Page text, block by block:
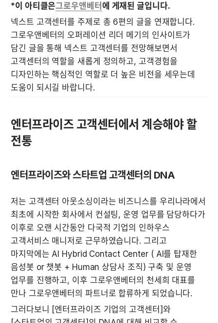
*이 아티클은그로우앤베터 에 게재된 글입니다.
넥스트 고객센터를 주제로 총 6편의 글을 연재합니다.
그로우앤베터의 오퍼레이션 리더 메기의 인사이트가
담긴 글을 통해 넥스트 고객센터를 전망해보면서
고객센터의 역할을 새롭게 정의하고, 고객경험을
디자인하는 핵심적인 역할로 더 높은 비전을 세우는데
도움이 되시길 바랍니다.
엔터프라이즈 고객센터에서 계승해야 할
전통
엔터프라이즈와 스타트업 고객센터의 DNA
저는 고객센터 아웃소싱이라는 비즈니스를 우리나라에서
최초에 시작한 회사에서 컨설팅, 운영 업무를 담당하다가
이후로 오랜 시간동안 다국적 기업의 인하우스
고객서비스 매니저로 근무하였습니다. 그리고
마지막에는 AI Hybrid Contact Center ( AI를 탑재한
음성봇 or 챗봇 + Human 상담사 조직) 구축 및 운영
업무를 진행하고, 이후 그로우앤베터의 천세희 대표를
만나 그로우앤베터의 파트너로 합류하게 되었습니다.
그러다보니 [엔터프라이즈 기업의 고객센터]와